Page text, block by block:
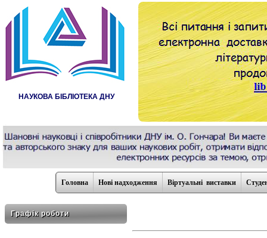
НАУКОВА БІБЛІОТЕКА ДНУ
Головна Нові надходження Віртуальні виставки
Графік роботи